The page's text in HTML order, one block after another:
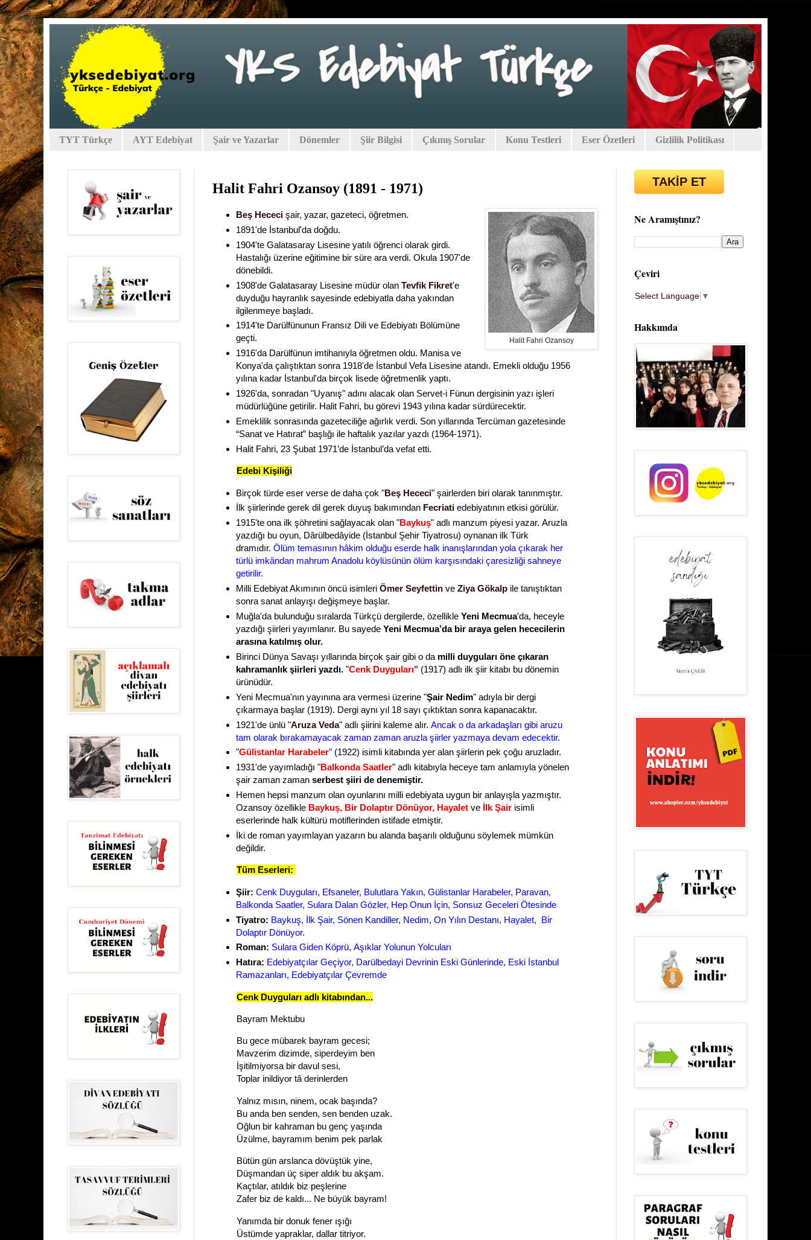
TYT Türkçe AYT Edebiyat Şair ve Yazarlar Dönemler Şiir Bilgisi Çıkmış Sorular Konu Testleri Eser Özetleri Gizlilik Politikası
Halit Fahri Ozansoy (1891 - 1971)
Halit Fahri Ozansoy
Beş Hececişair, yazar, gazeteci, öğretmen.
1891'de İstanbul'da doğdu.
1904'te Galatasaray Lisesine yatılı öğrenci olarak girdi.
Hastalığı üzerine eğitimine bir süre ara verdi. Okula 1907'de
dönebildi.
1908'de Galatasaray Lisesine müdür olan Tevfik Fikret'e
duyduğu hayranlık sayesinde edebiyatla daha yakından
ilgilenmeye başladı.
1914'te Darülfünunun Fransız Dili ve Edebiyatı Bölümüne
geçti.
1916'da Darülfünun imtihanıyla öğretmen oldu. Manisa ve
Konya'da çalıştıktan sonra 1918'de İstanbul Vefa Lisesine atandı. Emekli olduğu 1956
yılına kadar İstanbul'da birçok lisede öğretmenlik yaptı.
1926'da, sonradan "Uyanış" adını alacak olan Servet-i Fünun dergisinin yazı işleri
müdürlüğüne getirilir. Halit Fahri, bu görevi 1943 yılına kadar sürdürecektir.
Emeklilik sonrasında gazeteciliğe ağırlık verdi. Son yıllarında Tercüman gazetesinde
“Sanat ve Hatırat” başlığı ile haftalık yazılar yazdı (1964-1971).
Halit Fahri, 23 Şubat 1971’de İstanbul’da vefat etti.
Edebi Kişiliği
Birçok türde eser verse de daha çok "Beş Hececi" şairlerden biri olarak tanınmıştır.
İlk şiirlerinde gerek dil gerek duyuş bakımından Fecriatiedebiyatının etkisi görülür.
1915'te ona ilk şöhretini sağlayacak olan "Baykuş" adlı manzum piyesi yazar. Aruzla
yazdığı bu oyun, Dârülbedâyide (İstanbul Şehir Tiyatrosu) oynanan ilk Türk
dramıdır. Ölüm temasının hâkim olduğu eserde halk inanışlarından yola çıkarak her
türlü imkândan mahrum Anadolu köylüsünün ölüm karşısındaki çaresizliği sahneye
getirilir.
Milli Edebiyat Akımının öncü isimleri Ömer Seyfettin ve Ziya Gökalp ile tanıştıktan
sonra sanat anlayışı değişmeye başlar.
Muğla'da bulunduğu sıralarda Türkçü dergilerde, özellikle Yeni Mecmua'da, heceyle
yazdığı şiirleri yayımlanır. Bu sayede Yeni Mecmua’da bir araya gelen hececilerin
arasına katılmış olur.
Birinci Dünya Savaşı yıllarında birçok şair gibi o da milli duyguları öne çıkaran
kahramanlık şiirleri yazdı."Cenk Duyguları" (1917) adlı ilk şiir kitabı bu dönemin
ürünüdür.
Yeni Mecmua'nın yayınına ara vermesi üzerine "Şair Nedim" adıyla bir dergi
çıkarmaya başlar (1919). Dergi aynı yıl 18 sayı çıktıktan sonra kapanacaktır.
1921'de ünlü "Aruza Veda" adlı şiirini kaleme alır. Ancak o da arkadaşları gibi aruzu
tam olarak bırakamayacak zaman zaman aruzla şiirler yazmaya devam edecektir.
"Gülistanlar Harabeler" (1922) isimli kitabında yer alan şiirlerin pek çoğu aruzladır.
1931'de yayımladığı "Balkonda Saatler" adlı kitabıyla heceye tam anlamıyla yönelen
şair zaman zaman serbest şiiri de denemiştir.
Hemen hepsi manzum olan oyunlarını milli edebiyata uygun bir anlayışla yazmıştır.
Ozansoy özellikle Baykuş, Bir Dolaptır Dönüyor, Hayaletve İlk Şairisimli
eserlerinde halk kültürü motiflerinden istifade etmiştir.
İki de roman yayımlayan yazarın bu alanda başarılı olduğunu söylemek mümkün
değildir.
Tüm Eserleri:
Şiir: Cenk Duyguları, Efsaneler, Bulutlara Yakın, Gülistanlar Harabeler, Paravan,
Balkonda Saatler, Sulara Dalan Gözler, Hep Onun İçin, Sonsuz Geceleri Ötesinde
Tiyatro: Baykuş, İlk Şair, Sönen Kandiller, Nedim, On Yılın Destanı, Hayalet, Bir
Dolaptır Dönüyor.
Roman: Sulara Giden Köprü, Aşıklar Yolunun Yolcuları
Hatıra: Edebiyatçılar Geçiyor, Darülbedayi Devrinin Eski Günlerinde, Eski İstanbul
Ramazanları, Edebiyatçılar Çevremde
Cenk Duyguları adlı kitabından...
Bayram Mektubu
Bu gece mübarek bayram gecesi;
Mavzerim dizimde, siperdeyim ben
İşitilmiyorsa bir davul sesi,
Toplar inildiyor tâ derinlerden
Yalnız mısın, ninem, ocak başında?
Bu anda ben senden, sen benden uzak.
Oğlun bir kahraman bu genç yaşında
Üzülme, bayramım benim pek parlak
Bütün gün arslanca dövüştük yine,
Düşmandan üç siper aldık bu akşam.
Kaçtılar, atıldık biz peşlerine
Zafer biz de kaldı... Ne büyük bayram!
Yanımda bir donuk fener ışığı
Üstümde yapraklar, dallar titriyor.
TAKİP ET
Ne Aramıştınız?
Çeviri
Select Language ▼
Hakkımda